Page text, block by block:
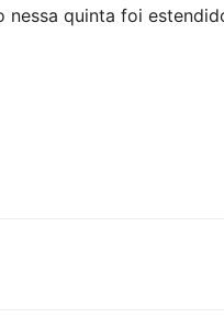
quinta foi